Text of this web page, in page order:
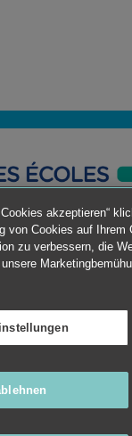
akzeptieren“
von Cookies auf Ihrem
zu verbessern, die